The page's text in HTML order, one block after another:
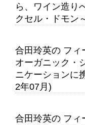
ら、ワイン造り
クセル・ドモ
合田玲英の フ
オーガニック・
ニケーション
2年07月)
合田玲英の フ